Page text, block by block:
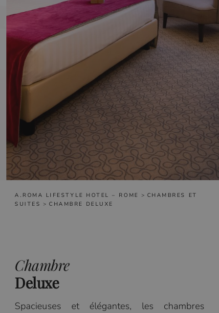
A.ROMA LIFESTYLE HOTEL – ROME > CHAMBRES ET
SUITES > CHAMBRE DELUXE
Chambre
Deluxe
Spacieuses et élégantes, les chambres